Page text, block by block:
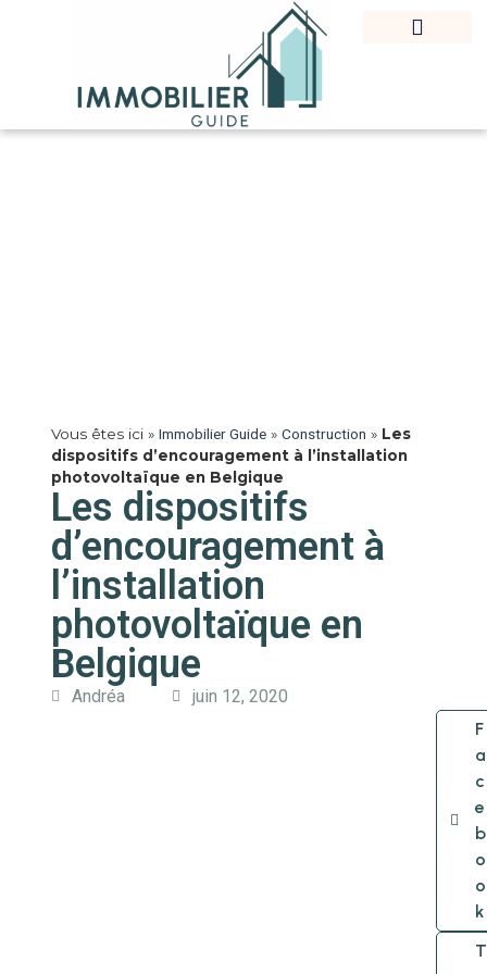
Vous êtes ici » Immobilier Guide» Construction » Les
dispositifs d’encouragement à l’installation
photovoltaïque en Belgique
Les dispositifs
d’encouragement à
l’installation
photovoltaïque en
Belgique
Andréa juin 12, 2020
F
a
c
e
b
o
o
k
T